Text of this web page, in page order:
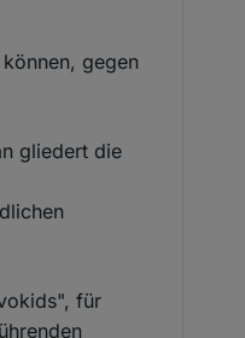
gegen
gliedert die
für